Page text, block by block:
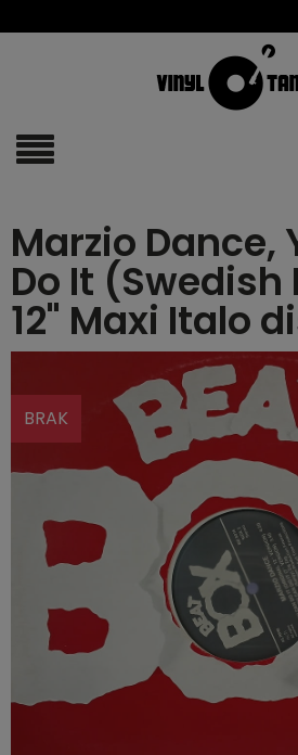
Marzio Dance,
Do It (Swedish
12" Maxi Italo
BRAK